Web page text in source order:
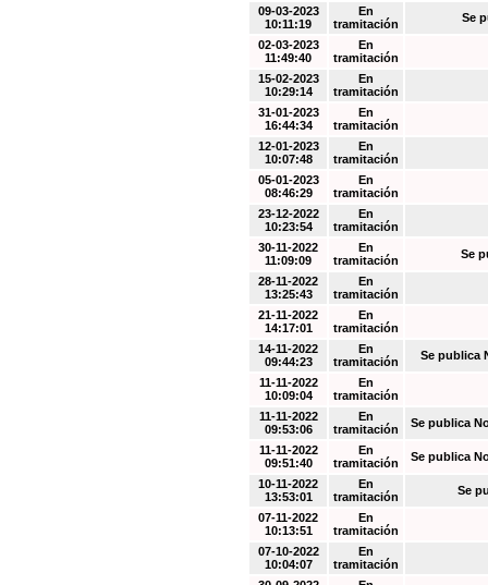
09-03-2023
10:11:19
En
tramitación
Se
02-03-2023
11:49:40
En
tramitación
15-02-2023
10:29:14
En
tramitación
31-01-2023
16:44:34
En
tramitación
12-01-2023
10:07:48
En
tramitación
05-01-2023
08:46:29
En
tramitación
23-12-2022
10:23:54
En
tramitación
30-11-2022
11:09:09
En
tramitación
Se
28-11-2022
13:25:43
En
tramitación
21-11-2022
14:17:01
En
tramitación
14-11-2022
09:44:23
En
tramitación
Se publica
11-11-2022
10:09:04
En
tramitación
11-11-2022
09:53:06
En
tramitación
Se publica
11-11-2022
09:51:40
En
tramitación
Se publica
10-11-2022
13:53:01
En
tramitación
Se
07-11-2022
10:13:51
En
tramitación
07-10-2022
10:04:07
En
tramitación